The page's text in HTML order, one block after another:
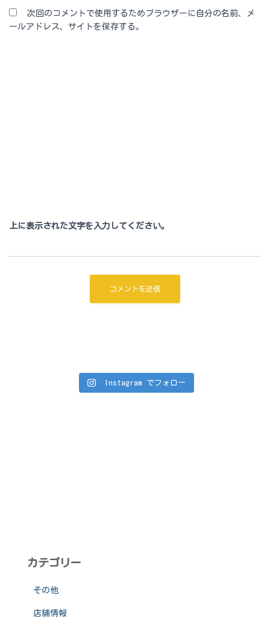
次回のコメントで使用するためブラウザーに自分の名前、メ
ールアドレス、サイトを保存する。
上に表示された文字を入力してください。
Instagram でフォロー
カテゴリー
その他
店舗情報